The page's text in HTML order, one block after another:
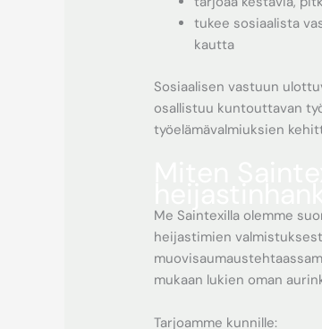
tukee sosiaalista
kautta
Sosiaalisen vastuun
osallistuu kuntouttavan
työelämävalmiuksien
Me Saintexilla olemme
heijastimien
mukaan lukien oman
Tarjoamme kunnille: